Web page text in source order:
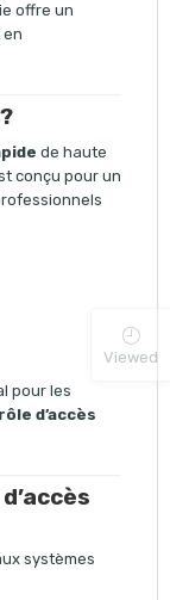
offre un
en
de haute
conçu pour un
pour les
d’accès
systèmes
Viewed